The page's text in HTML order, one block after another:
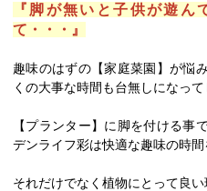
『脚が無いと子供が遊ん
て・・・』
趣味のはずの【家庭菜園】が悩
くの大事な時間も台無しになって
【プランター】に脚を付ける事
デンライフ彩は快適な趣味の時間
それだけでなく植物にとって良